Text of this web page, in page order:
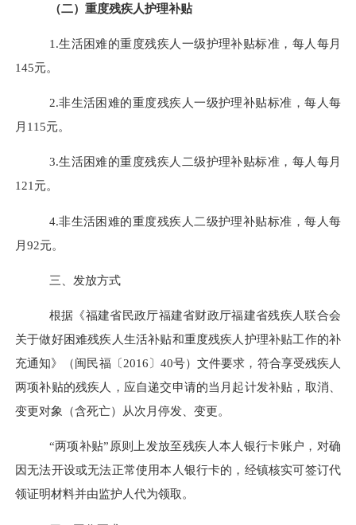
（二）重度残疾人护理补贴
1.生活困难的重度残疾人一级护理补贴标准，每人每月
145元。
2.非生活困难的重度残疾人一级护理补贴标准，每人每
月115元。
3.生活困难的重度残疾人二级护理补贴标准，每人每月
121元。
4.非生活困难的重度残疾人二级护理补贴标准，每人每
月92元。
三、发放方式
根据《福建省民政厅福建省财政厅福建省残疾人联合会
关于做好困难残疾人生活补贴和重度残疾人护理补贴工作的补
充通知》（闽民福〔2016〕40号）文件要求，符合享受残疾人
两项补贴的残疾人，应自递交申请的当月起计发补贴 ， 取消、
变更对象（含死亡）从次月停发、变更。
“两项补贴”原则上发放至残疾人本人银行卡账户，对确
因无法开设或无法正常使用本人银行卡的，经镇核实可签订代
领证明材料并由监护人代为领取。